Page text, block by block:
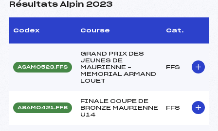
Résultats Alpin 2023
Codex Course Cat.
ASAM0523.FFS
GRAND PRIX DES
JEUNES DE
MAURIENNE –
MEMORIAL ARMAND
LOUET
FFS
ASAM0421.FFS
FINALE COUPE DE
BRONZE MAURIENNE
U14
FFS